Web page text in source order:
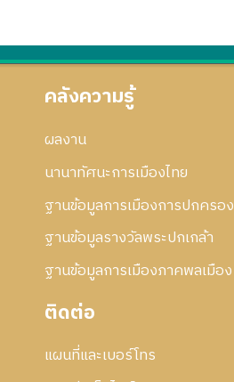
คลังความรู้
ผลงาน
นานาทัศนะการเมืองไทย
ฐานข้อมูลการเมืองการปกครอง
ฐานข้อมูลรางวัลพระปกเกล้า
ฐานข้อมูลการเมืองภาคพลเมือง
ติดต่อ
แผนที่และเบอร์โทร